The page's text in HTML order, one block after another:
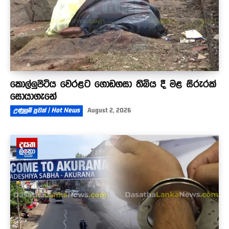
කොල්ලුපිටිය වෙරළට ගොඩගසා තිබිය දී මළ සිරුරක්
සොයාගැනේ
උණුසුම් පුවත් | Hot News August 2, 2026